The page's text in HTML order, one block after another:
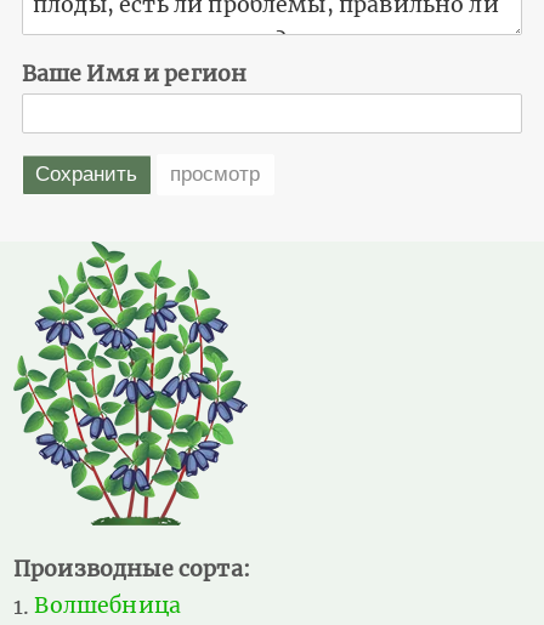
Ваше Имя и регион
Производные сорта:
Волшебница